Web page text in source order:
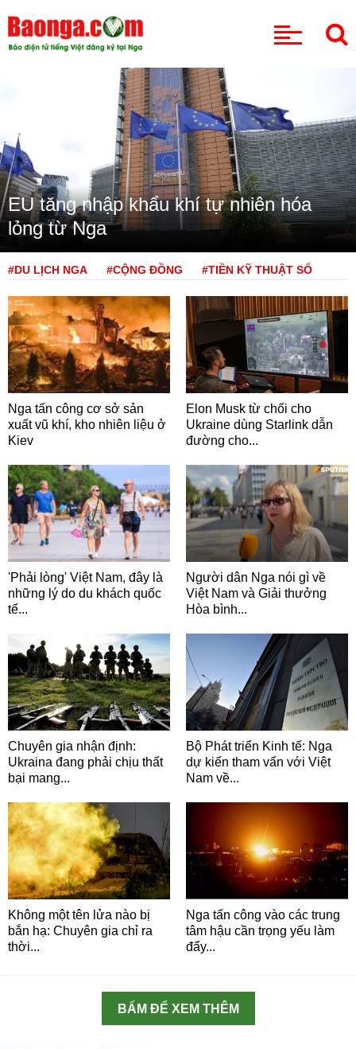
EU tăng nhập khẩu khí tự nhiên hóa
lỏng từ Nga
#DU LỊCH NGA #CỘNG ĐỒNG #TIỀN KỸ THUẬT SỐ
Nga tấn công cơ sở sản
xuất vũ khí, kho nhiên liệu ở
Kiev
Elon Musk từ chối cho
Ukraine dùng Starlink dẫn
đường cho...
'Phải lòng' Việt Nam, đây là
những lý do du khách quốc
tế...
Người dân Nga nói gì về
Việt Nam và Giải thưởng
Hòa bình...
Chuyên gia nhận định:
Ukraina đang phải chịu thất
bại mang...
Bộ Phát triển Kinh tế: Nga
dự kiến tham vấn với Việt
Nam về...
Không một tên lửa nào bị
bắn hạ: Chuyên gia chỉ ra
thời...
Nga tấn công vào các trung
tâm hậu cần trọng yếu làm
đẩy...
BẤM ĐỂ XEM THÊM